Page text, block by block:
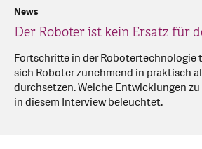
Der Roboter ist kein Ersatz für
News
Fortschritte in der Robotertechnologie
sich Roboter zunehmend in praktisch
durchsetzen. Welche Entwicklungen
in diesem Interview beleuchtet.